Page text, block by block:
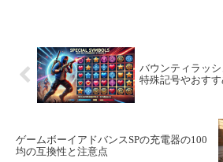
バウンティラッ
特殊記号やおす
ゲームボーイアドバンスSPの充電器の100
均の互換性と注意点